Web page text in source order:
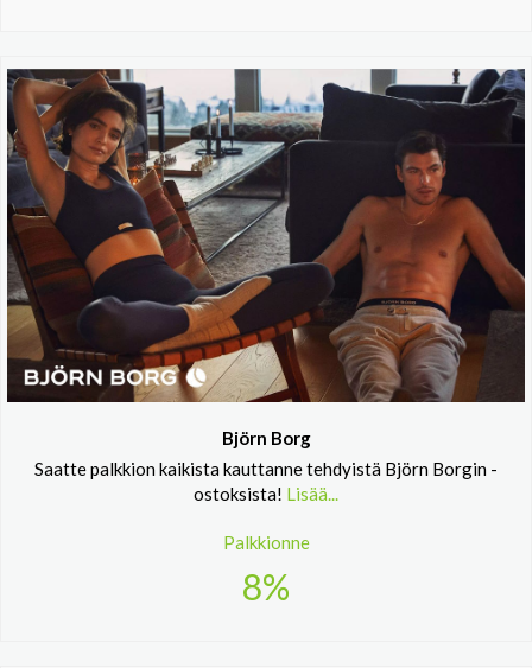
Björn Borg
Saatte palkkion kaikista kauttanne tehdyistä Björn Borgin -
ostoksista! Lisää...
Palkkionne
8%